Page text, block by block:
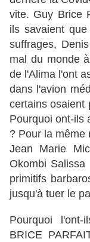
vite. Guy Brice
ils savaient
suffrages,
mal du monde
de l'Alima l'ont
dans l'avion
certains osaient
Pourquoi ont-ils
? Pour la même
Jean Marie
Okombi
primitifs
jusqu'à tuer le
Pourquoi
BRICE